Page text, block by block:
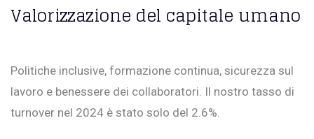
Valorizzazione del capitale umano
Politiche inclusive, formazione continua, sicurezza sul
lavoro e benessere dei collaboratori. Il nostro tasso di
turnover nel 2024 è stato solo del 2.6%.